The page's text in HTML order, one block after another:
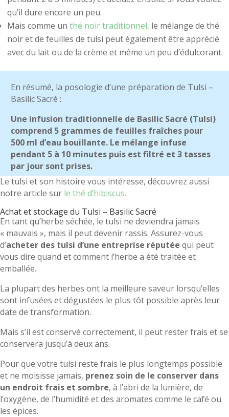
qu’il dure encore un peu.
Mais comme un thé noir traditionnel, le mélange de thé
noir et de feuilles de tulsi peut également être apprécié
avec du lait ou de la crème et même un peu d’édulcorant.
En résumé, la posologie d’une préparation de Tulsi –
Basilic Sacré :
Une infusion traditionnelle de Basilic Sacré (Tulsi)
comprend 5 grammes de feuilles fraîches pour
500 ml d’eau bouillante. Le mélange infuse
pendant 5 à 10 minutes puis est filtré et 3 tasses
par jour sont prises.
Le tulsi et son histoire vous intéresse, découvrez aussi
notre article sur le thé d’hibiscus.
Achat et stockage du Tulsi – Basilic Sacré
En tant qu’herbe séchée, le tulsi ne deviendra jamais
« mauvais », mais il peut devenir rassis. Assurez-vous
d’acheter des tulsi d’une entreprise réputée qui peut
vous dire quand et comment l’herbe a été traitée et
emballée.
La plupart des herbes ont la meilleure saveur lorsqu’elles
sont infusées et dégustées le plus tôt possible après leur
date de transformation.
Mais s’il est conservé correctement, il peut rester frais et se
conservera jusqu’à deux ans.
Pour que votre tulsi reste frais le plus longtemps possible
et ne moisisse jamais, prenez soin de le conserver dans
un endroit frais et sombre, à l’abri de la lumière, de
l’oxygène, de l’humidité et des aromates comme le café ou
les épices.